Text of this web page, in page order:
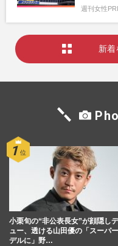
週刊女性
新着
小栗旬の“非公表長女”が顔隠し
ュー、透ける山田優の「スーパ
デルに」野…